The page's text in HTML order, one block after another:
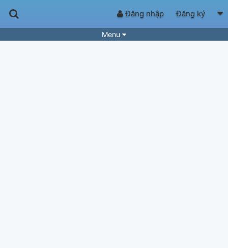
Đăng nhập Đăng ký
Menu